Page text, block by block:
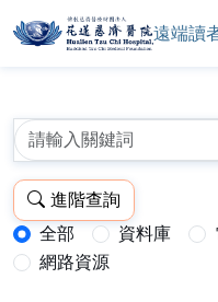
花蓮慈濟醫院
遠端讀
進階查詢
查詢模式：
全部 資料庫
網路資源